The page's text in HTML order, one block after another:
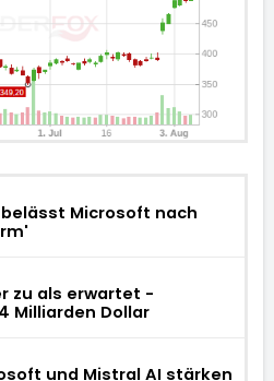
belässt Microsoft nach
zu als erwartet -
Milliarden Dollar
und Mistral AI stärken